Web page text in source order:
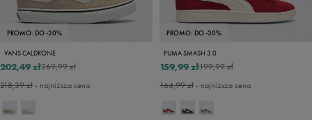
PROMO: DO -30%
VANS CALDRONE
269,99 zł
202,49 zł
218,39 zł- najniższa cena
PROMO: DO -30%
PUMA SMASH 3.0
199,99 zł
159,99 zł
164,99 zł- najniższa cena